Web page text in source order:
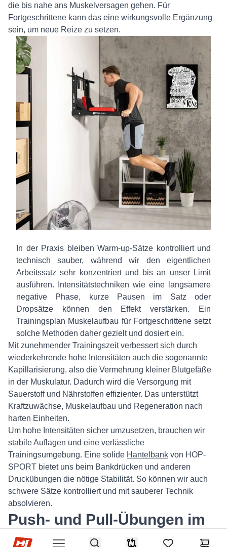
Hop-sport.at
Search
die bis nahe ans Muskelversagen gehen. Für
Fortgeschrittene kann das eine wirkungsvolle Ergänzung
sein, um neue Reize zu setzen.
In der Praxis bleiben Warm-up-Sätze kontrolliert und
technisch sauber, während wir den eigentlichen
Arbeitssatz sehr konzentriert und bis an unser Limit
ausführen. Intensitätstechniken wie eine langsamere
negative Phase, kurze Pausen im Satz oder
Dropsätze können den Effekt verstärken. Ein
Trainingsplan Muskelaufbau für Fortgeschrittene setzt
solche Methoden daher gezielt und dosiert ein.
Mit zunehmender Trainingszeit verbessert sich durch
wiederkehrende hohe Intensitäten auch die sogenannte
Kapillarisierung, also die Vermehrung kleiner Blutgefäße
in der Muskulatur. Dadurch wird die Versorgung mit
Sauerstoff und Nährstoffen effizienter. Das unterstützt
Kraftzuwächse, Muskelaufbau und Regeneration nach
harten Einheiten.
Um hohe Intensitäten sicher umzusetzen, brauchen wir
stabile Auflagen und eine verlässliche
Trainingsumgebung. Eine solide Hantelbank von HOP-
SPORT bietet uns beim Bankdrücken und anderen
Druckübungen die nötige Stabilität. So können wir auch
schwere Sätze kontrolliert und mit sauberer Technik
absolvieren.
Push- und Pull-Übungen im
Split-Trainingsplan gezielt